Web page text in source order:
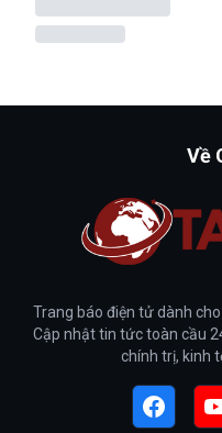
Về
Trang báo điện tử dành
Cập nhật tin tức toàn cầu
chính trị, kinh